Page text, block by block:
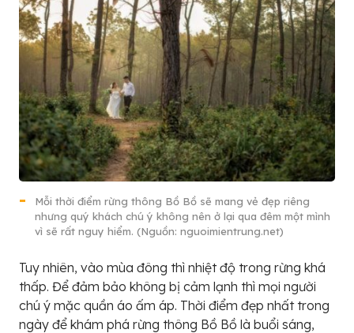
Mỗi thời điểm rừng thông Bồ Bồ sẽ mang vẻ đẹp riêng
nhưng quý khách chú ý không nên ở lại qua đêm một mình
vì sẽ rất nguy hiểm. (Nguồn: nguoimientrung.net)
Tuy nhiên, vào mùa đông thì nhiệt độ trong rừng khá
thấp. Để đảm bảo không bị cảm lạnh thì mọi người
chú ý mặc quần áo ấm áp. Thời điểm đẹp nhất trong
ngày để khám phá rừng thông Bồ Bồ là buổi sáng,